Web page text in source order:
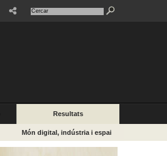
Resultats
Món digital, indústria i espai